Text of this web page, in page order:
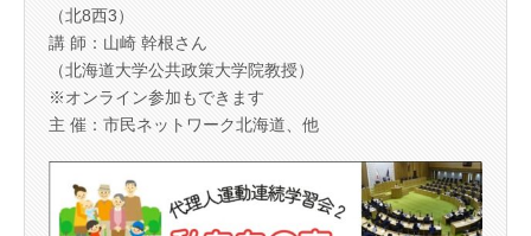
（北8西3）
講 師：山崎 幹根さん
（北海道大学公共政策大学院教授）
※オンライン参加もできます
主 催：市民ネットワーク北海道、他